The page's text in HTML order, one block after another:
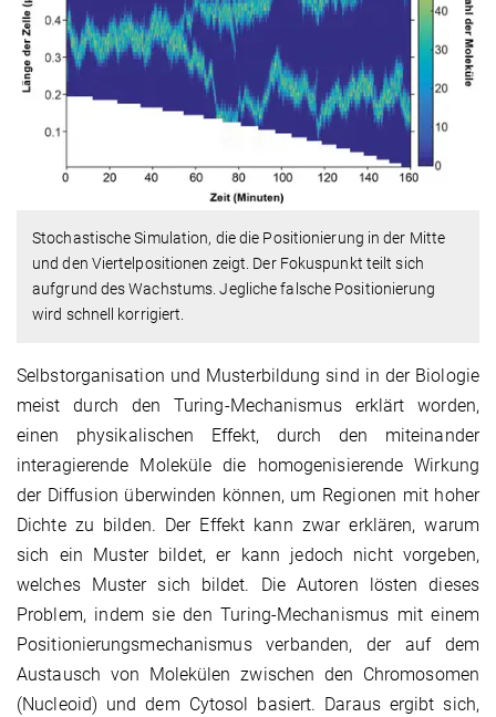
Stochastische Simulation, die die Positionierung in der Mitte
und den Viertelpositionen zeigt. Der Fokuspunkt teilt sich
aufgrund des Wachstums. Jegliche falsche Positionierung
wird schnell korrigiert.
Selbstorganisation und Musterbildung sind in der Biologie
meist durch den Turing-Mechanismus erklärt worden,
einen physikalischen Effekt, durch den miteinander
interagierende Moleküle die homogenisierende Wirkung
der Diffusion überwinden können, um Regionen mit hoher
Dichte zu bilden. Der Effekt kann zwar erklären, warum
sich ein Muster bildet, er kann jedoch nicht vorgeben,
welches Muster sich bildet. Die Autoren lösten dieses
Problem, indem sie den Turing-Mechanismus mit einem
Positionierungsmechanismus verbanden, der auf dem
Austausch von Molekülen zwischen den Chromosomen
(Nucleoid) und dem Cytosol basiert. Daraus ergibt sich,